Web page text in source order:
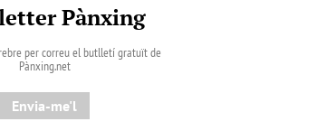
Pànxing
per correu el butlletí gratuït de
Pànxing.net​
Envia-me'l